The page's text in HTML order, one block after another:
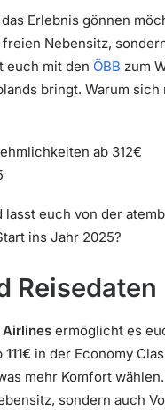
Erlebnis gönnen
Nebensitz,
euch mit den ÖBB zum
bringt. Warum
ab 312€
euch von der
ins Jahr 2025?
Reisedaten
ermöglicht es
111€ in der Economy
mehr Komfort
sondern auch